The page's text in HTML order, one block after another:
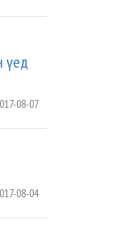
үед
08-07
08-04